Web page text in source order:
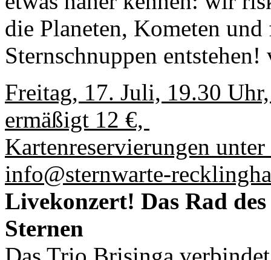
die Planeten, Kometen
Sternschnuppen
Freitag, 17. Juli, 19.30
ermäßigt 12 €,
Kartenreservierungen
info@sternwarte-
Livekonzert! Das Rad
Sternen